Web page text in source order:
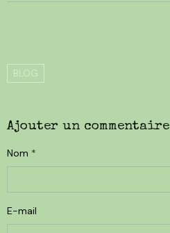
BLOG
Ajouter un commentaire
Nom
E-mail